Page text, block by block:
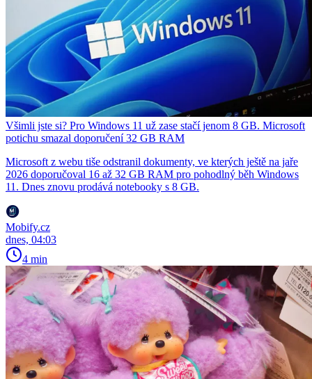
Všimli jste si? Pro Windows 11 už zase stačí jenom 8 GB. Microsoft
potichu smazal doporučení 32 GB RAM
Microsoft z webu tiše odstranil dokumenty, ve kterých ještě na jaře
2026 doporučoval 16 až 32 GB RAM pro pohodlný běh Windows
11. Dnes znovu prodává notebooky s 8 GB.
Mobify.cz
dnes, 04:03
4 min